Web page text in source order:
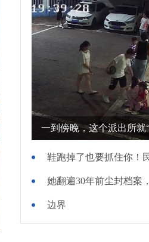
一到傍晚，这个派出所
边界